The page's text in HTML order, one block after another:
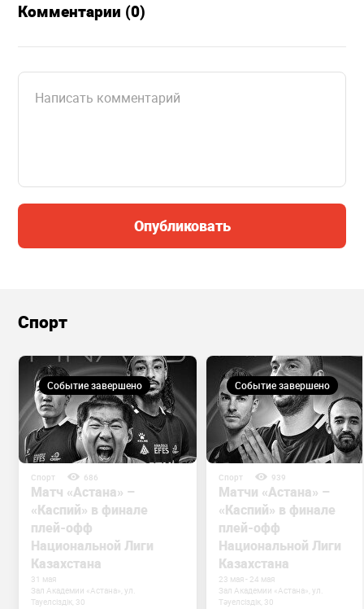
Комментарии (0)
Опубликовать
Спорт
Событие завершено
Спорт 686
Матч «Астана» –
«Каспий» в финале
плей-офф
Национальной Лиги
Казахстана
31 мая
Зал Академии «Астана», ул.
Тауелсiздiк, 30
Событие завершено
Спорт 939
Матчи «Астана» –
«Каспий» в финале
плей-офф
Национальной Лиги
Казахстана
23 мая - 24 мая
Зал Академии «Астана», ул.
Тәуелсiздiк, 30